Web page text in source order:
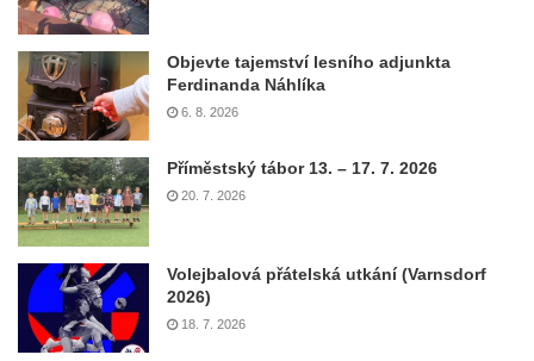
Objevte tajemství lesního adjunkta
Ferdinanda Náhlíka
6. 8. 2026
Příměstský tábor 13. – 17. 7. 2026
20. 7. 2026
Volejbalová přátelská utkání (Varnsdorf
2026)
18. 7. 2026